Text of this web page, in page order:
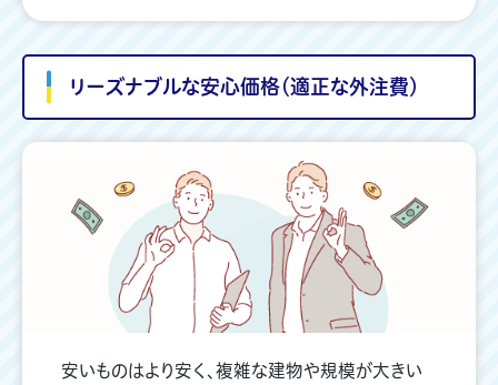
リーズナブルな安心価格（適正な外注費）
安いものはより安く、複雑な建物や規模が大きい